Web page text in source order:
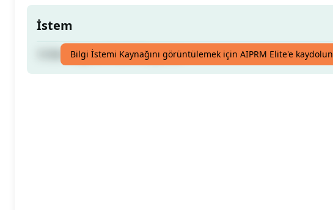
İstem
10 Bin Organik Trafik Oluşturun
Bilgi İstemi Kaynağını görüntülemek için AIPRM Elite'e kaydolun